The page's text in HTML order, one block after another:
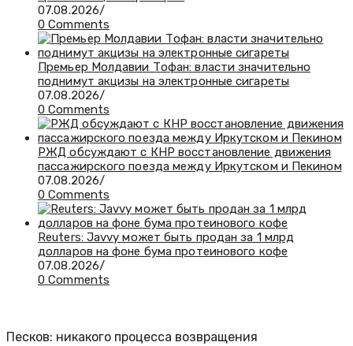
07.08.2026/
0 Comments
Премьер Молдавии Тофан: власти значительно
поднимут акцизы на электронные сигареты
07.08.2026/
0 Comments
РЖД обсуждают с КНР восстановление движения
пассажирского поезда между Иркутском и Пекином
07.08.2026/
0 Comments
Reuters: Javvy может быть продан за 1 млрд
долларов на фоне бума протеинового кофе
07.08.2026/
0 Comments
Песков: никакого процесса возвращения